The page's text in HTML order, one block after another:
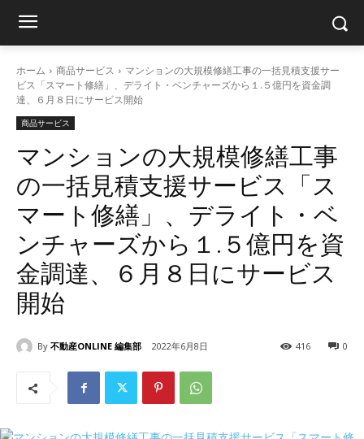
ホーム 商品サービス
マンションの大規模修繕工事の一括見積支援サー
ビス「スマート修繕」、デライト・ベンチャーズから１.５億円を資金調
達、６月８日にサービス開始
商品サービス
マンションの大規模修繕工事
の一括見積支援サービス「ス
マート修繕」、デライト・ベ
ンチャーズから１.５億円を資
金調達、６月８日にサービス
開始
By 不動産ONLINE 編集部 2022年6月8日 0
416